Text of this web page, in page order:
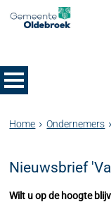
Home Ondernemers
Nieuwsbrief
Wilt u op de hoogte